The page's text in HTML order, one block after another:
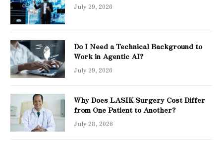
July 29, 2026
Do I Need a Technical Background to
Work in Agentic AI?
July 29, 2026
Why Does LASIK Surgery Cost Differ
from One Patient to Another?
July 28, 2026